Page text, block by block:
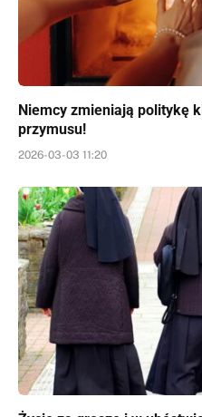
Niemcy zmieniają politykę
przymusu!
2026-03-03 11:20